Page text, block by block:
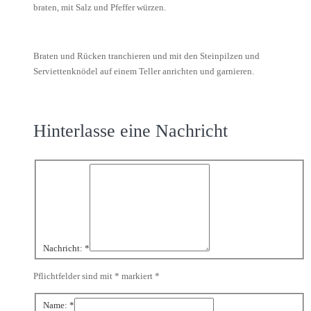
braten, mit Salz und Pfeffer würzen.
Braten und Rücken tranchieren und mit den Steinpilzen und
Serviettenknödel auf einem Teller anrichten und garnieren.
Hinterlasse eine Nachricht
Nachricht: *
Pflichtfelder sind mit * markiert *
Name: *